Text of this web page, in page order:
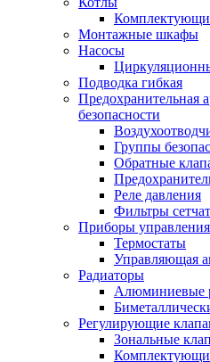
Монтажные шкафы
Насосы
Подводка гибкая
Предохранительная
безопасности
Группы
Обратные
Реле давления
Фильтры
Приборы
Термостаты
Управляющая
Радиаторы
Алюминиевые
Регулирующие
Зональные